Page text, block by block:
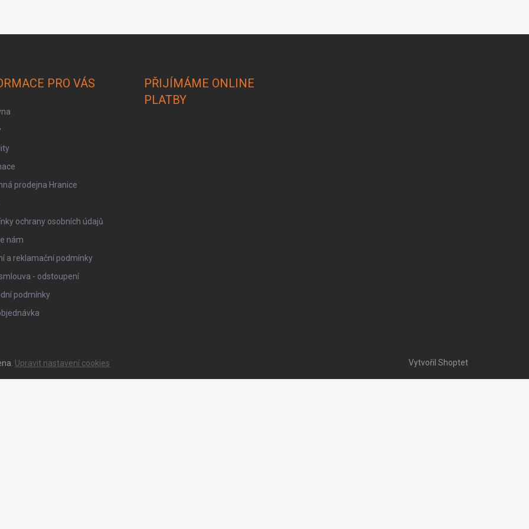
PRO VÁS
prodejna Hranice
ochrany osobních údajů
nám
a reklamační podmínky
- odstoupení
podmínky
PŘIJÍMÁME ONLINE
PLATBY
Vytvořil Shoptet
Upravit nastavení cookies